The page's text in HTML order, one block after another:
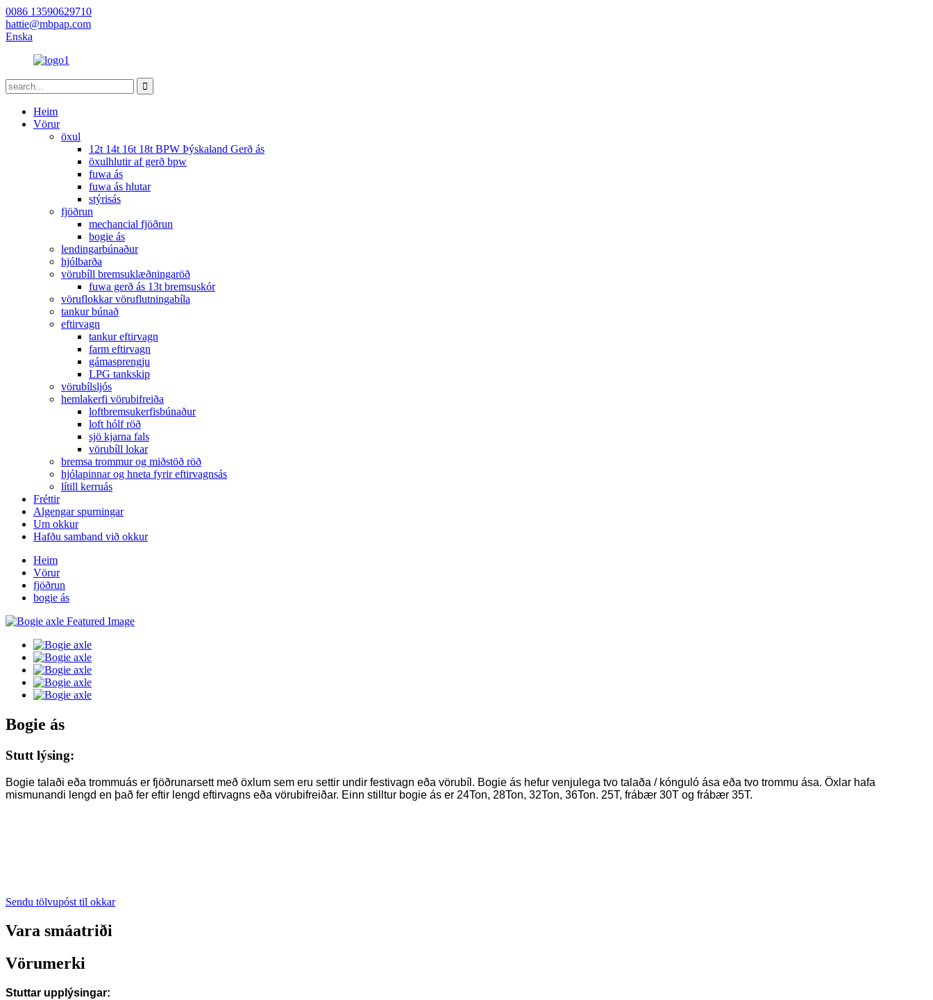
0086 13590629710
hattie@mbpap.com
Enska
Heim
Vörur
öxul
12t 14t 16t 18t BPW Þýskaland Gerð ás
öxulhlutir af gerð bpw
fuwa ás
fuwa ás hlutar
stýrisás
fjöðrun
mechancial fjöðrun
bogie ás
lendingarbúnaður
hjólbarða
vörubíll bremsuklæðningaröð
fuwa gerð ás 13t bremsuskór
vöruflokkar vöruflutningabíla
tankur búnað
eftirvagn
tankur eftirvagn
farm eftirvagn
gámasprengju
LPG tankskip
vörubílsljós
hemlakerfi vörubifreiða
loftbremsukerfisbúnaður
loft hólf röð
sjö kjarna fals
vörubíll lokar
bremsa trommur og miðstöð röð
hjólapinnar og hneta fyrir eftirvagnsás
lítill kerruás
Fréttir
Algengar spurningar
Um okkur
Hafðu samband við okkur
Heim
Vörur
fjöðrun
bogie ás
Bogie ás
Stutt lýsing:
Bogie talaði eða trommuás er fjöðrunarsett með öxlum sem eru settir undir festivagn eða vörubíl. Bogie ás hefur venjulega tvo talaða / kónguló ása eða tvo trommu ása. Öxlar hafa
mismunandi lengd en það fer eftir lengd eftirvagns eða vörubifreiðar. Einn stilltur bogie ás er 24Ton, 28Ton, 32Ton, 36Ton. 25T, frábær 30T og frábær 35T.
Sendu tölvupóst til okkar
Vara smáatriði
Vörumerki
Stuttar upplýsingar: